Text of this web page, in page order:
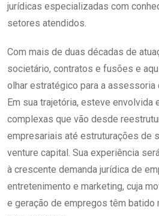
jurídicas especializadas com
setores atendidos.
Com mais de duas décadas de
societário, contratos e fusões e
olhar estratégico para a
Em sua trajetória, esteve envolvida
complexas que vão desde
empresariais até estruturações de
venture capital. Sua experiência
à crescente demanda jurídica de
entretenimento e marketing, cuja
e geração de empregos têm batido